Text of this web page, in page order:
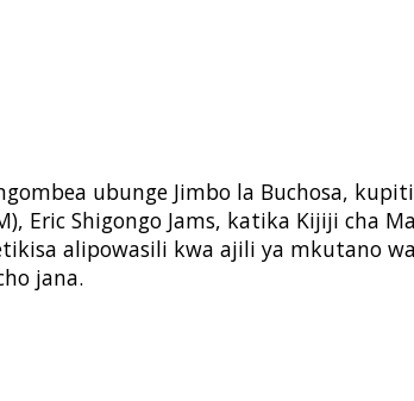
ubunge Jimbo la Buchosa,
Eric Shigongo Jams, katika Kijiji cha
alipowasili kwa ajili ya mkutano
jana.